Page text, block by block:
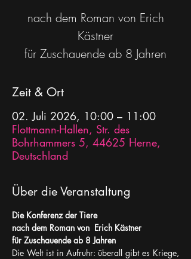
nach dem Roman von Erich
Kästner
für Zuschauende ab 8 Jahren
Zeit & Ort
02. Juli 2026, 10:00 – 11:00
Flottmann-Hallen, Str. des
Bohrhammers 5, 44625 Herne,
Deutschland
Über die Veranstaltung
Die Konferenz der Tiere
nach dem Roman von  Erich Kästner
für Zuschauende ab 8 Jahren
Die Welt ist in Aufruhr: überall gibt es Kriege,